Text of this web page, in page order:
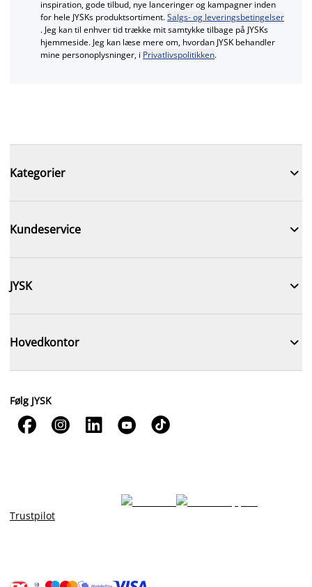
inspiration, gode tilbud, nye lanceringer og kampagner inden
for hele JYSKs produktsortiment.Salgs- og leveringsbetingelser
. Jeg kan til enhver tid trække mit samtykke tilbage på JYSKs
hjemmeside. Jeg kan læse mere om, hvordan JYSK behandler
mine personoplysninger, i Privatlivspolitikken.
Kategorier 
Kundeservice 
JYSK 
Hovedkontor 
Følg JYSK
    
Trustpilot